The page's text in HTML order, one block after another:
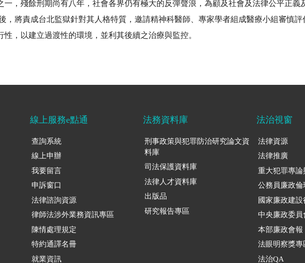
一，殘餘刑期尚有八年，社會各界仍有極大的反彈聲浪，為顧及社會及法律公平正
，將責成台北監獄針對其人格特質，邀請精神科醫師、專家學者組成醫療小組審慎
，以建立過渡性的環境，並利其後續之治療與監控。
線上服務e點通
查詢系統
線上申辦
我要留言
申訴窗口
法律諮詢資源
律師法涉外業務資訊專區
陳情處理規定
特約通譯名冊
就業資訊
法務資料庫
刑事政策與犯罪防治研究論文資
料庫
司法保護資料庫
法律人才資料庫
出版品
研究報告專區
法治視窗
法律資源
法律推廣
重大犯罪專論
公務員廉政倫
國家廉政建
中央廉政委員
本部廉政會報
法眼明察獎專
法治QA